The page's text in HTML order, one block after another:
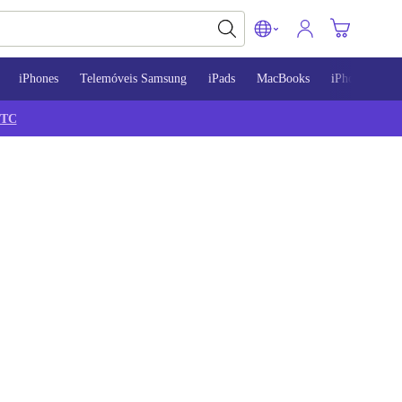
iPhones Telemóveis Samsung iPads MacBooks iPhone 13
TC